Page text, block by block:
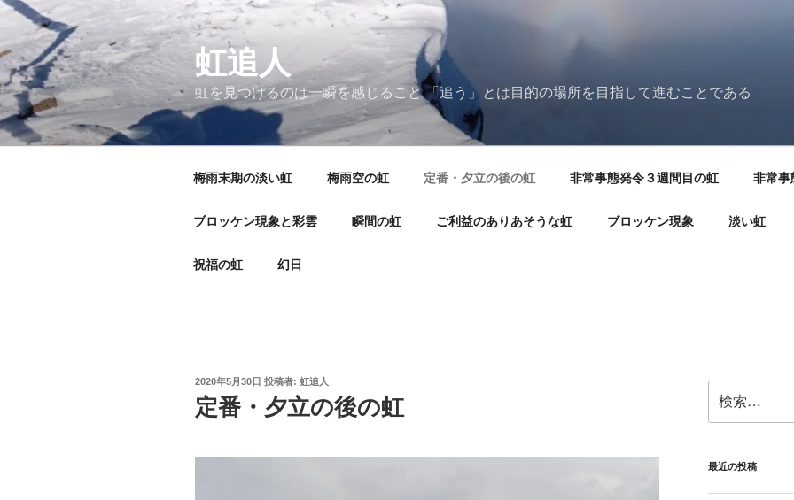
コ
テ
ン
ツ
へ
ス
虹追人
虹を見つけるのは一瞬を感じること 「追う」とは目的の場所を目指して進むことである
梅雨末期の淡い虹 梅雨空の虹 定番・夕立の後の虹 非常事態発令３週間目の虹 非常事
ブロッケン現象と彩雲 瞬間の虹 ご利益のありあそうな虹 ブロッケン現象 淡い虹
祝福の虹 幻日
投
日:
2020年5月30日 投稿者: 虹追人
定番・夕立の後の虹
索:
最近の投稿